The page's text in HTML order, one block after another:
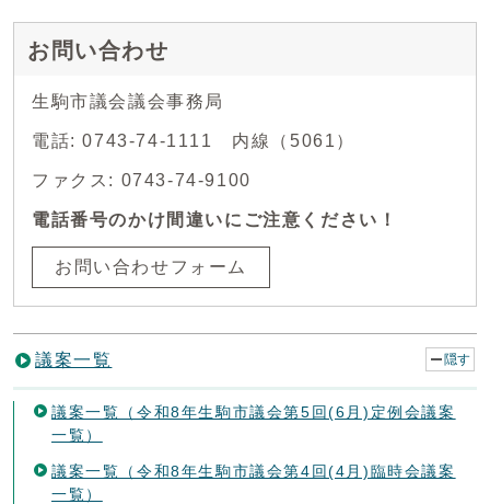
お問い合わせ
生駒市議会議会事務局
電話: 0743-74-1111 内線（5061）
ファクス: 0743-74-9100
電話番号のかけ間違いにご注意ください！
お問い合わせフォーム
議案一覧 隠す
議案一覧（令和8年生駒市議会第5回(6月)定例会議案
一覧）
議案一覧（令和8年生駒市議会第4回(4月)臨時会議案
一覧）